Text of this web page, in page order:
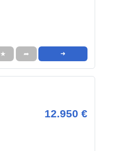
★ ➦ ➜
12.950 €